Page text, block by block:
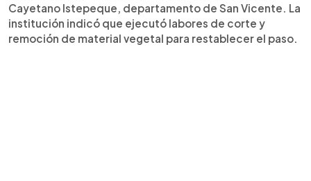
Cayetano Istepeque, departamento de San Vicente. La
institución indicó que ejecutó labores de corte y
remoción de material vegetal para restablecer el paso.